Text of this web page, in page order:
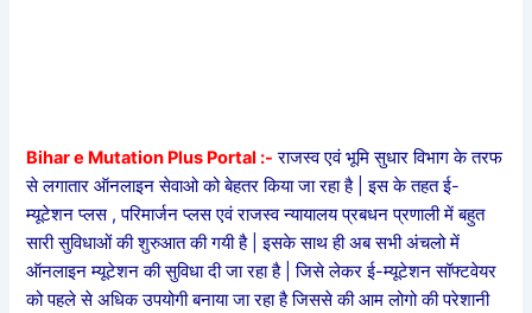
Bihar e Mutation Plus Portal :- राजस्व एवं भूमि सुधार विभाग के तरफ
से लगातार ऑनलाइन सेवाओ को बेहतर किया जा रहा है | इस के तहत ई-
म्यूटेशन प्लस , परिमार्जन प्लस एवं राजस्व न्यायालय प्रबधन प्रणाली में बहुत
सारी सुविधाओं की शुरुआत की गयी है | इसके साथ ही अब सभी अंचलो में
ऑनलाइन म्यूटेशन की सुविधा दी जा रहा है | जिसे लेकर ई-म्यूटेशन सॉफ्टवेयर
को पहले से अधिक उपयोगी बनाया जा रहा है जिससे की आम लोगो की परेशानी